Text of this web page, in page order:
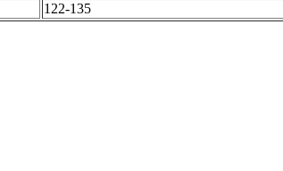
122-135